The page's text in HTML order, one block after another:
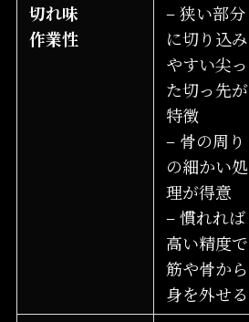
切れ味
作業性
– 狭い部分
に切り込み
やすい尖っ
た切っ先が
特徴
– 骨の周り
の細かい処
理が得意
– 慣れれば
高い精度で
筋や骨から
身を外せる